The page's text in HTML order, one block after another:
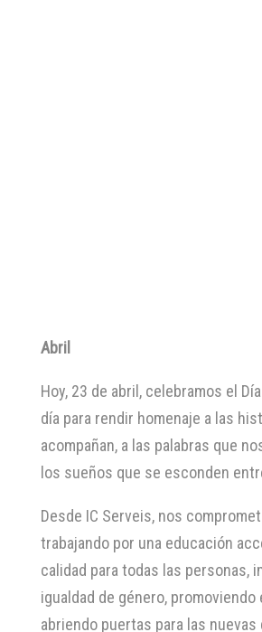
Abril
Hoy, 23 de abril, celebramos el
día para rendir homenaje a las
acompañan, a las palabras que
los sueños que se esconden
Desde IC Serveis, nos
trabajando por una educación
calidad para todas las personas,
igualdad de género, promoviendo
abriendo puertas para las